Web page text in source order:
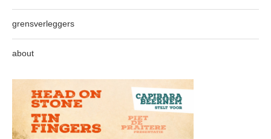
grensverleggers
about